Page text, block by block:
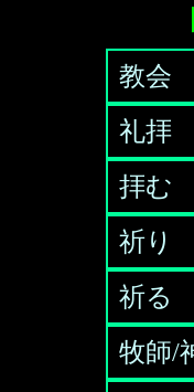
教会
礼拝
拝む
祈り
祈る
牧師/